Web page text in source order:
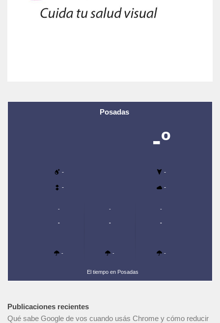
Posadas
-º
- -
- -
-
-
-
-
-
-
-
-
-
El tiempo en Posadas
Publicaciones recientes
Qué sabe Google de vos cuando usás Chrome y cómo reducir